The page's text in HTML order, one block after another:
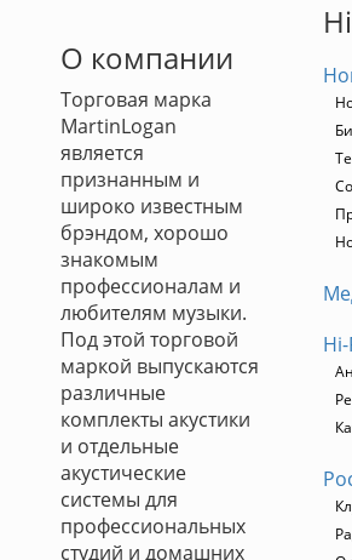
О компании
Торговая марка
MartinLogan
является
признанным и
широко известным
брэндом, хорошо
знакомым
профессионалам и
любителям музыки.
Под этой торговой
маркой выпускаются
различные
комплекты акустики
и отдельные
акустические
системы для
профессиональных
студий и домашних